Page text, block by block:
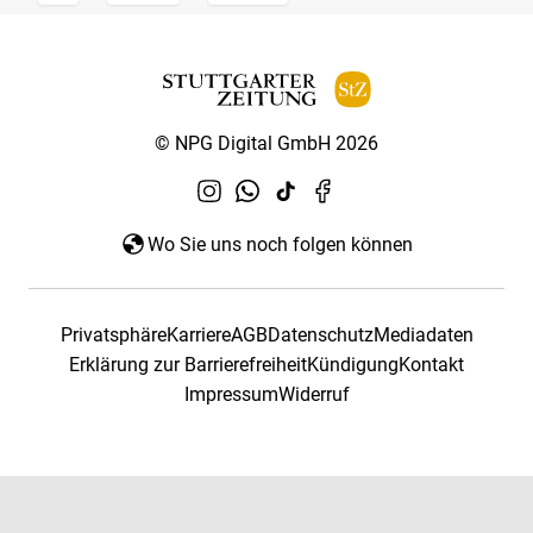
© NPG Digital GmbH 2026
Wo Sie uns noch folgen können
PrivatsphäreKarriereAGBDatenschutzMediadaten
Erklärung zur BarrierefreiheitKündigungKontakt
ImpressumWiderruf